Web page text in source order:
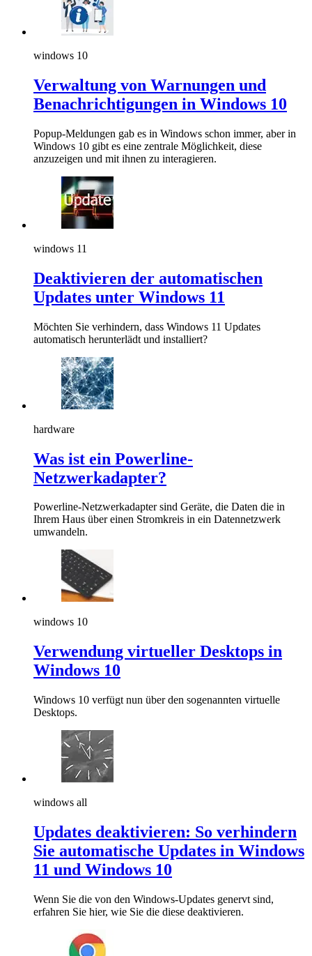
windows 10
Verwaltung von Warnungen und
Benachrichtigungen in Windows 10
Popup-Meldungen gab es in Windows schon immer, aber in
Windows 10 gibt es eine zentrale Möglichkeit, diese
anzuzeigen und mit ihnen zu interagieren.
windows 11
Deaktivieren der automatischen
Updates unter Windows 11
Möchten Sie verhindern, dass Windows 11 Updates
automatisch herunterlädt und installiert?
hardware
Was ist ein Powerline-
Netzwerkadapter?
Powerline-Netzwerkadapter sind Geräte, die Daten die in
Ihrem Haus über einen Stromkreis in ein Datennetzwerk
umwandeln.
windows 10
Verwendung virtueller Desktops in
Windows 10
Windows 10 verfügt nun über den sogenannten virtuelle
Desktops.
windows all
Updates deaktivieren: So verhindern
Sie automatische Updates in Windows
11 und Windows 10
Wenn Sie die von den Windows-Updates genervt sind,
erfahren Sie hier, wie Sie die diese deaktivieren.